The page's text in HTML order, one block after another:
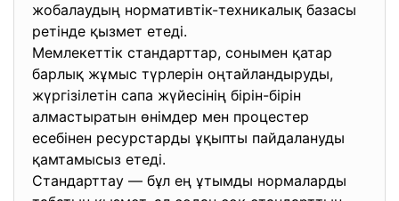
жобалаудың нормативтік-техникалық базасы
ретінде қызмет етеді.
Мемлекеттік стандарттар, сонымен қатар
барлық жұмыс түрлерін оңтайландыруды,
жүргізілетін сапа жүйесінің бірін-бірін
алмастыратын өнімдер мен процестер
есебінен ресурстарды ұқыпты пайдалануды
қамтамысыз етеді.
Стандарттау — бұл ең ұтымды нормаларды